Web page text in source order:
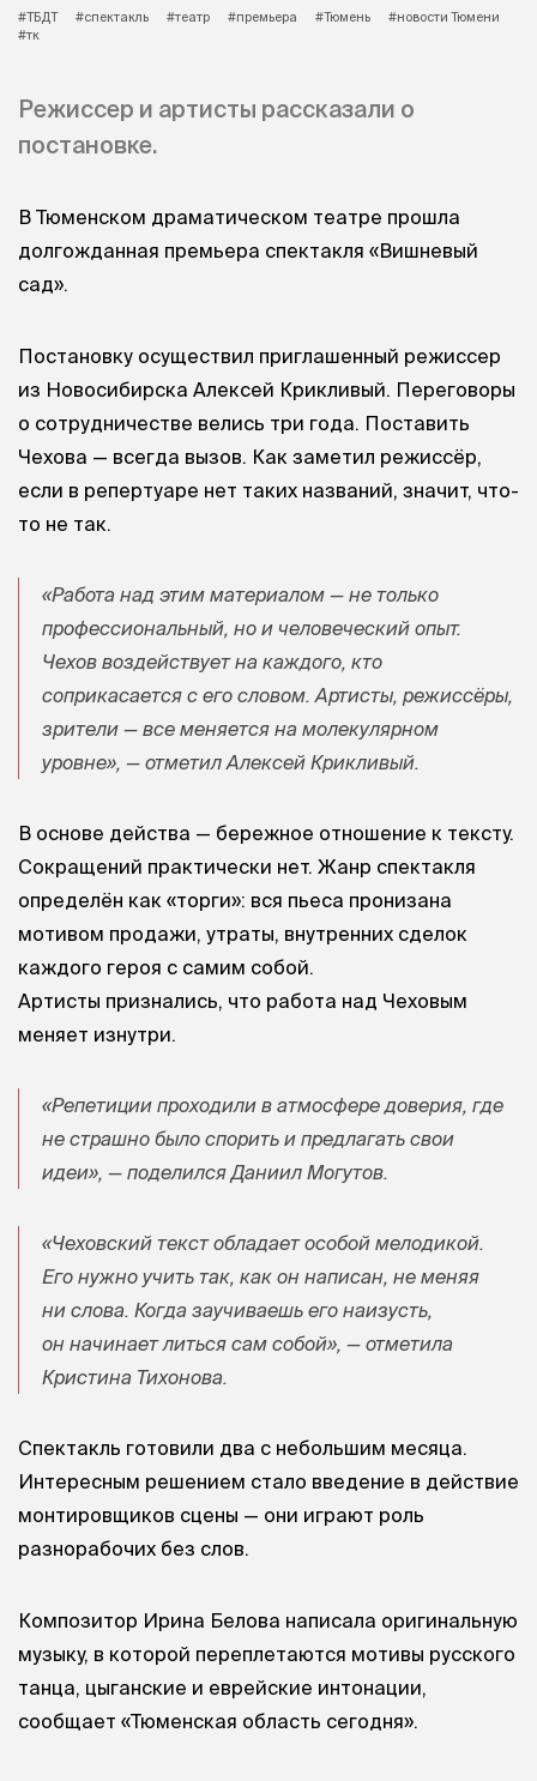
#ТБДТ #спектакль #театр #премьера #Тюмень
#новости Тюмени
#тк
Режиссер и артисты рассказали о
постановке.
В Тюменском драматическом театре прошла
долгожданная премьера спектакля «Вишневый
сад».
Постановку осуществил приглашенный режиссер
из Новосибирска Алексей Крикливый. Переговоры
о сотрудничестве велись три года. Поставить
Чехова — всегда вызов. Как заметил режиссёр,
если в репертуаре нет таких названий, значит, что-
то не так.
«Работа над этим материалом — не только
профессиональный, но и человеческий опыт.
Чехов воздействует на каждого, кто
соприкасается с его словом. Артисты, режиссёры,
зрители — все меняется на молекулярном
уровне», — отметил Алексей Крикливый.
В основе действа — бережное отношение к тексту.
Сокращений практически нет. Жанр спектакля
определён как «торги»: вся пьеса пронизана
мотивом продажи, утраты, внутренних сделок
каждого героя с самим собой.
Артисты признались, что работа над Чеховым
меняет изнутри.
«Репетиции проходили в атмосфере доверия, где
не страшно было спорить и предлагать свои
идеи», — поделился Даниил Могутов.
«Чеховский текст обладает особой мелодикой.
Его нужно учить так, как он написан, не меняя
ни слова. Когда заучиваешь его наизусть,
он начинает литься сам собой», — отметила
Кристина Тихонова.
Спектакль готовили два с небольшим месяца.
Интересным решением стало введение в действие
монтировщиков сцены — они играют роль
разнорабочих без слов.
Композитор Ирина Белова написала оригинальную
музыку, в которой переплетаются мотивы русского
танца, цыганские и еврейские интонации,
сообщает «Тюменская область сегодня».